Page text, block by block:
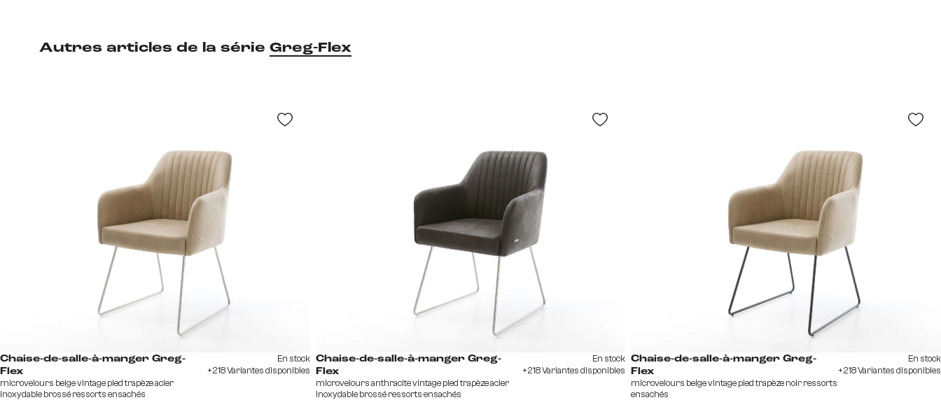
Autres articles de la série Greg-Flex
Chaise-de-salle-à-manger Greg-
Flex
microvelours beige vintage pied trapèze acier
inoxydable brossé ressorts ensachés
En stock
+218 Variantes disponibles
Chaise-de-salle-à-manger Greg-
Flex
microvelours anthracite vintage pied trapèze acier
inoxydable brossé ressorts ensachés
En stock
+218 Variantes disponibles
Chaise-de-salle-à-manger Greg-
Flex
microvelours beige vintage pied trapèze noir ressorts
ensachés
En stock
+218 Variantes disponibles